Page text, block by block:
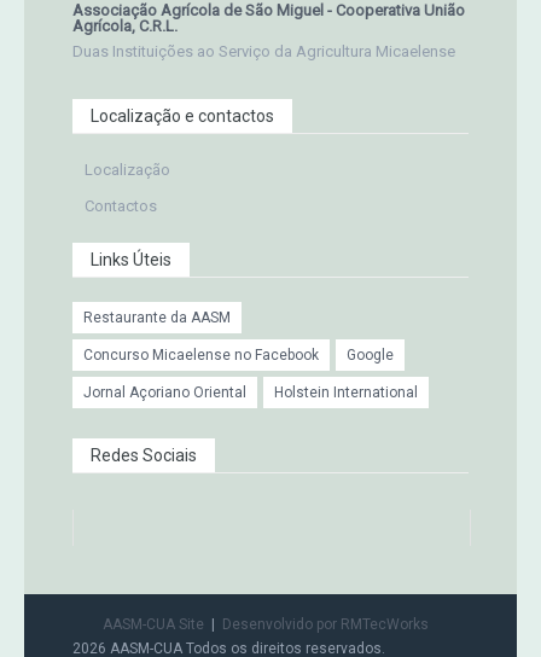
Associação Agrícola de São Miguel - Cooperativa União
Agrícola, C.R.L.
Duas Instituições ao Serviço da Agricultura Micaelense
Localização e contactos
Localização
Contactos
Links Úteis
Restaurante da AASM
Concurso Micaelense no Facebook Google
Jornal Açoriano Oriental Holstein International
Redes Sociais
AASM-CUA Site
Desenvolvido por RMTecWorks
2026 AASM-CUA Todos os direitos reservados.